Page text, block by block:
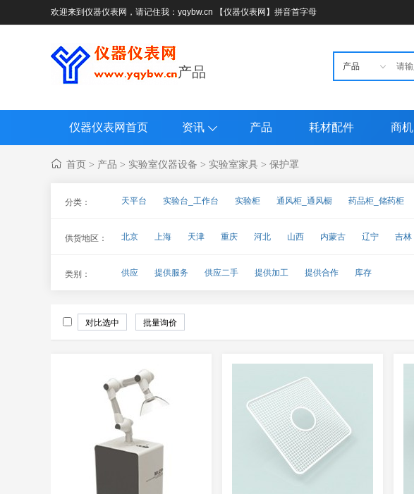
欢迎来到仪器仪表网，请记住我：yqybw.cn 【仪器仪表网】拼音首字母
产品
仪器仪表网首页 资讯 产品 耗材配件 商机
首页 > 产品 > 实验室仪器设备 > 实验室家具 > 保护罩
分类： 天平台 实验台_工作台 实验柜 通风柜_通风橱 药品柜_储药柜
供货地区： 北京 上海 天津 重庆 河北 山西 内蒙古 辽宁 吉林
类别： 供应 提供服务 供应二手 提供加工 提供合作 库存